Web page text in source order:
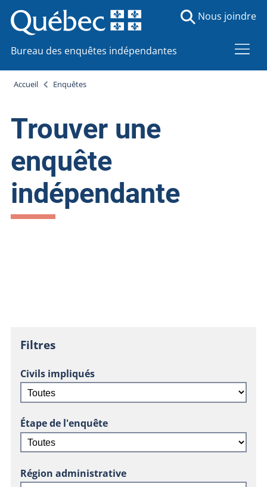
Bureau des enquêtes indépendantes
Nous joindre
Accueil Enquêtes
Trouver une
enquête
indépendante
Filtres
Civils impliqués
Étape de l'enquête
Région administrative